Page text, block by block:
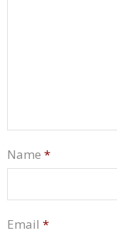
Name *
Email *